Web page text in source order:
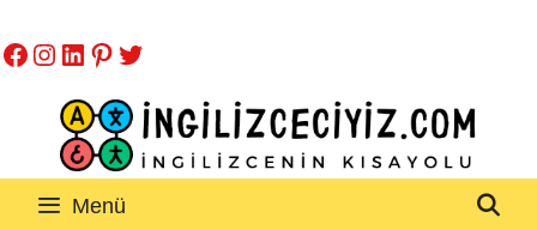
atla
Facebook
Instagram
LinkedIn
Pinterest
Twitter
Menü